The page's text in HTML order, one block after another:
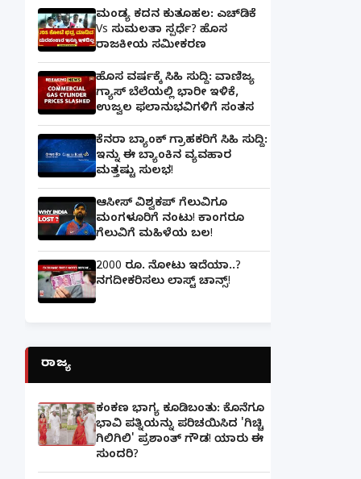
ಮಂಡ್ಯ ಕದನ ಕುತೂಹಲ: ಎಚ್‌ಡಿಕೆ
Vs ಸುಮಲತಾ ಸ್ಪರ್ಧೆ? ಹೊಸ
ರಾಜಕೀಯ ಸಮೀಕರಣ
ಹೊಸ ವರ್ಷಕ್ಕೆ ಸಿಹಿ ಸುದ್ದಿ: ವಾಣಿಜ್ಯ
ಗ್ಯಾಸ್‌ ಬೆಲೆಯಲ್ಲಿ ಭಾರೀ ಇಳಿಕೆ,
ಉಜ್ವಲ ಫಲಾನುಭವಿಗಳಿಗೆ ಸಂತಸ
ಕೆನರಾ ಬ್ಯಾಂಕ್‌ ಗ್ರಾಹಕರಿಗೆ ಸಿಹಿ ಸುದ್ದಿ:
ಇನ್ನು ಈ ಬ್ಯಾಂಕಿನ ವ್ಯವಹಾರ
ಮತ್ತಷ್ಟು ಸುಲಭ!
ಆಸೀಸ್ ವಿಶ್ವಕಪ್ ಗೆಲುವಿಗೂ
ಮಂಗಳೂರಿಗೆ ನಂಟು! ಕಾಂಗರೂ
ಗೆಲುವಿಗೆ ಮಹಿಳೆಯ ಬಲ!
2000 ರೂ. ನೋಟು ಇದೆಯಾ..?
ನಗದೀಕರಿಸಲು ಲಾಸ್ಟ್‌ ಚಾನ್ಸ್‌!
ರಾಜ್ಯ
ಕಂಕಣ ಭಾಗ್ಯ ಕೂಡಿಬಂತು: ಕೊನೆಗೂ
ಭಾವಿ ಪತ್ನಿಯನ್ನು ಪರಿಚಯಿಸಿದ 'ಗಿಚ್ಚಿ
ಗಿಲಿಗಿಲಿ' ಪ್ರಶಾಂತ್ ಗೌಡ! ಯಾರು ಈ
ಸುಂದರಿ?